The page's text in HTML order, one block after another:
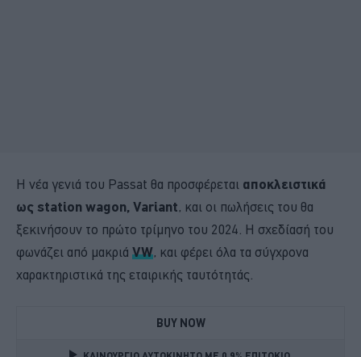
Η νέα γενιά του Passat θα προσφέρεται αποκλειστικά
ως station wagon, Variant, και οι πωλήσεις του θα
ξεκινήσουν το πρώτο τρίμηνο του 2024. Η σχεδίασή του
φωνάζει από μακριά VW, και φέρει όλα τα σύγχρονα
χαρακτηριστικά της εταιρικής ταυτότητάς.
BUY NOW